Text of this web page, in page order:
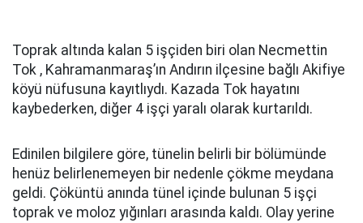
Toprak altında kalan 5 işçiden biri olan Necmettin
Tok , Kahramanmaraş’ın Andırın ilçesine bağlı Akifiye
köyü nüfusuna kayıtlıydı. Kazada Tok hayatını
kaybederken, diğer 4 işçi yaralı olarak kurtarıldı.
Edinilen bilgilere göre, tünelin belirli bir bölümünde
henüz belirlenemeyen bir nedenle çökme meydana
geldi. Çöküntü anında tünel içinde bulunan 5 işçi
toprak ve moloz yığınları arasında kaldı. Olay yerine